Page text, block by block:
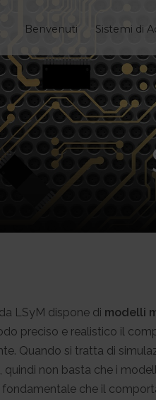
Benvenuti Sistemi di
LSyM dispone di modelli
preciso e realistico il
Quando si tratta di
quindi non basta che i
che il